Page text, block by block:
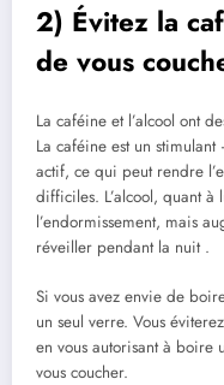
2) Évitez la
de vous
La caféine et l’alcool ont
La caféine est un
actif, ce qui peut rendre
difficiles. L’alcool, quant
l’endormissement, mais
réveiller pendant la nuit .
Si vous avez envie de
un seul verre. Vous
en vous autorisant à boire
vous coucher.